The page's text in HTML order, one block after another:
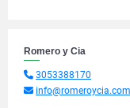
Romero y Cia
3053388170
info@romeroycia.com